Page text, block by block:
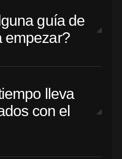
guía de
empezar?
lleva
con el